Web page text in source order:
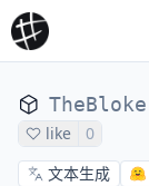
TheBloke
like
0
文本生成